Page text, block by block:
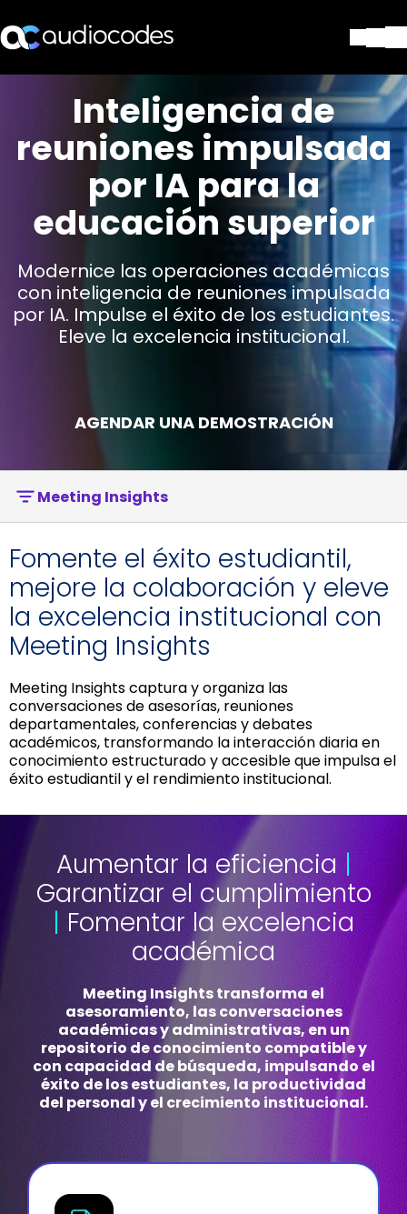
Productos y Aplicaciones
Partners
Servicios y Soporte Técnico
Biblioteca
Contáctenos
Stay in the loop
SUSCRÍBASE A NUESTRO BOLETÍN
Inteligencia de
reuniones impulsada
por IA para la
educación superior
Modernice las operaciones académicas
con inteligencia de reuniones impulsada
por IA. Impulse el éxito de los estudiantes.
Eleve la excelencia institucional.
AGENDAR UNA DEMOSTRACIÓN
Meeting Insights
Fomente el éxito estudiantil,
mejore la colaboración y eleve
la excelencia institucional con
Meeting Insights
Meeting Insights captura y organiza las
conversaciones de asesorías, reuniones
departamentales, conferencias y debates
académicos, transformando la interacción diaria en
conocimiento estructurado y accesible que impulsa el
éxito estudiantil y el rendimiento institucional.
Aumentar la eficiencia |
Garantizar el cumplimiento
| Fomentar la excelencia
académica
Meeting Insights transforma el
asesoramiento, las conversaciones
académicas y administrativas, en un
repositorio de conocimiento compatible y
con capacidad de búsqueda, impulsando el
éxito de los estudiantes, la productividad
del personal y el crecimiento institucional.